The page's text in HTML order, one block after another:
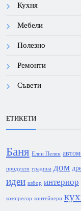
Кухня
Мебели
Полезно
Ремонти
Съвети
ЕТИКЕТИ
Баня Елин Пелин
продукти градина дом
идеи избор интериор
компресор контейнери